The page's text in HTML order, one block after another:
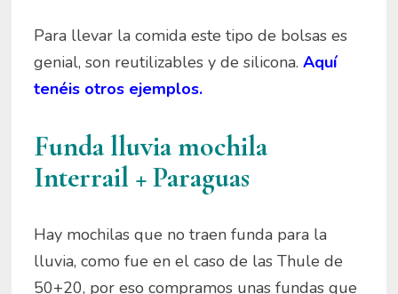
Para llevar la comida este tipo de bolsas es
genial, son reutilizables y de silicona. Aquí
tenéis otros ejemplos.
Funda lluvia mochila
Interrail + Paraguas
Hay mochilas que no traen funda para la
lluvia, como fue en el caso de las Thule de
50+20, por eso compramos unas fundas que